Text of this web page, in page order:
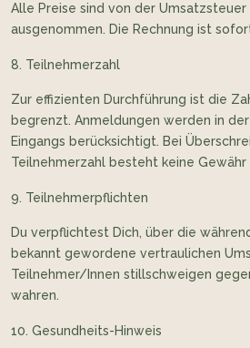
Alle Preise sind von der Umsatzsteuer
ausgenommen. Die Rechnung ist
Teilnehmerzahl
Zur effizienten Durchführung ist die
begrenzt. Anmeldungen werden in
Eingangs berücksichtigt. Bei
Teilnehmerzahl besteht keine
Teilnehmerpflichten
Du verpflichtest Dich, über die
bekannt gewordene vertraulichen
Teilnehmer/Innen stillschweigen
wahren.
Gesundheits-Hinweis